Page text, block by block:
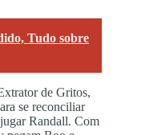
Tudo sobre
de Gritos,
se reconciliar
Randall. Com